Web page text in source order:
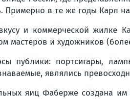
в те же годы Карл
и коммерческой жилке
мастеров и художников
публики: портсигары,
являлись
яиц Фаберже создана